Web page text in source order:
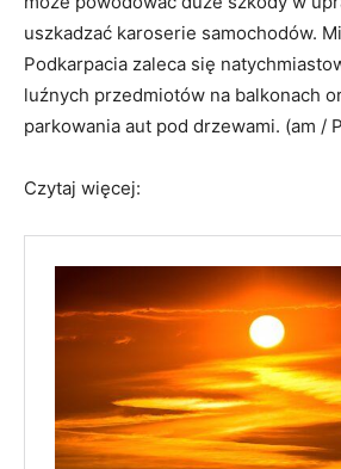
uszkadzać karoserie samochodów.
Podkarpacia zaleca się
luźnych przedmiotów na balkonach
parkowania aut pod drzewami. (am /
Czytaj więcej: